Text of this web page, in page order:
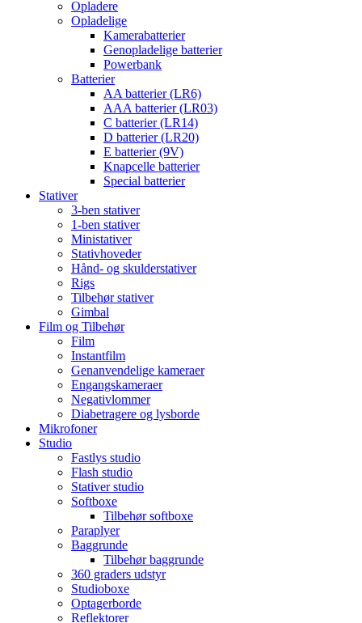
Opladere
Opladelige
Kamerabatterier
Genopladelige batterier
Powerbank
Batterier
AA batterier (LR6)
AAA batterier (LR03)
C batterier (LR14)
D batterier (LR20)
E batterier (9V)
Knapcelle batterier
Special batterier
Stativer
3-ben stativer
1-ben stativer
Ministativer
Stativhoveder
Hånd- og skulderstativer
Rigs
Tilbehør stativer
Gimbal
Film og Tilbehør
Film
Instantfilm
Genanvendelige kameraer
Engangskameraer
Negativlommer
Diabetragere og lysborde
Mikrofoner
Studio
Fastlys studio
Flash studio
Stativer studio
Softboxe
Tilbehør softboxe
Paraplyer
Baggrunde
Tilbehør baggrunde
360 graders udstyr
Studioboxe
Optagerborde
Reflektorer